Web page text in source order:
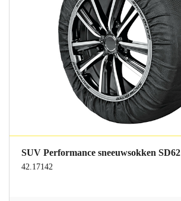
SUV Performance sneeuwsokken SD62
42.17142